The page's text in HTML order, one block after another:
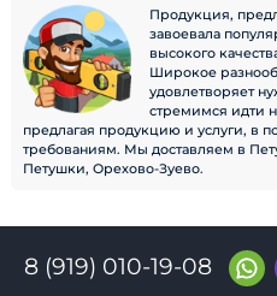
Продукция,
завоевала
высокого
Широкое
удовлетворяет
стремимся идти
предлагая продукцию и услуги, в
требованиям. Мы доставляем в
Петушки, Орехово-Зуево.
8 (919) 010-19-08